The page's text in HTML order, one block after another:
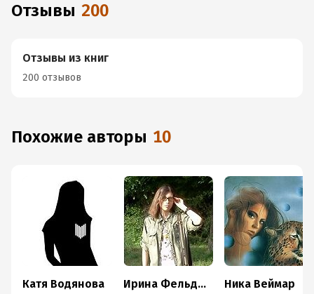
Отзывы 200
Отзывы из книг
200 отзывов
Похожие авторы 10
Катя Водянова Ирина Фельдман Ника Веймар